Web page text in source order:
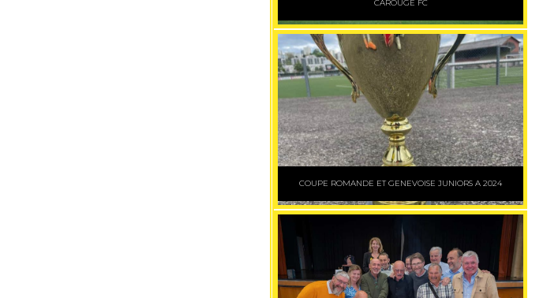
CAROUGE FC
COUPE ROMANDE ET GENEVOISE JUNIORS A 2024